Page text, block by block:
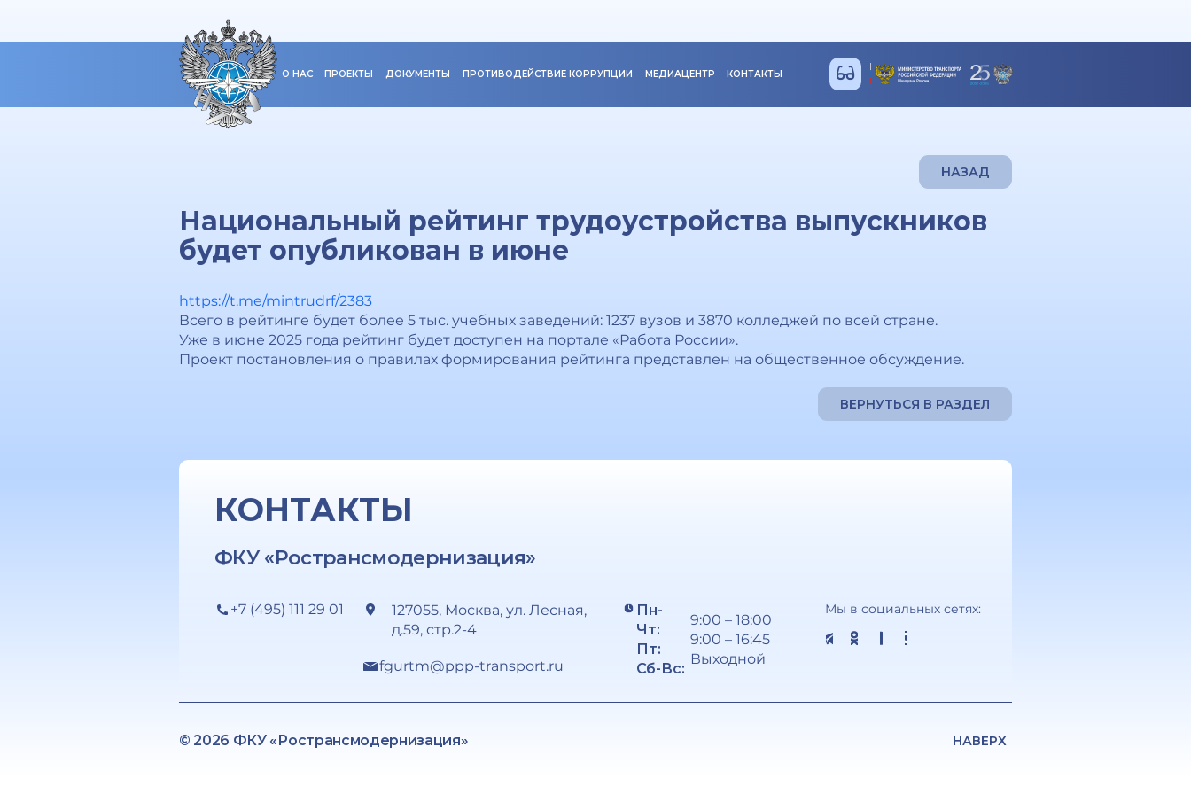
О НАС ПРОЕКТЫ ДОКУМЕНТЫ ПРОТИВОДЕЙСТВИЕ КОРРУПЦИИ МЕДИАЦЕНТР КОНТАКТЫ
НАЗАД
Национальный рейтинг трудоустройства выпускников
будет опубликован в июне
https://t.me/mintrudrf/2383
Всего в рейтинге будет более 5 тыс. учебных заведений: 1237 вузов и 3870 колледжей по всей стране.
Уже в июне 2025 года рейтинг будет доступен на портале «Работа России».
Проект постановления о правилах формирования рейтинга представлен на общественное обсуждение.
ВЕРНУТЬСЯ В РАЗДЕЛ
КОНТАКТЫ
ФКУ «Ространсмодернизация»
+7 (495) 111 29 01
127055, Москва, ул. Лесная,
д.59, стр.2-4
fgurtm@ppp-transport.ru
Пн-
Чт:
Пт:
Сб-Вс:
9:00 – 18:00
9:00 – 16:45
Выходной
Мы в социальных сетях:
© 2026 ФКУ «Ространсмодернизация» НАВЕРХ